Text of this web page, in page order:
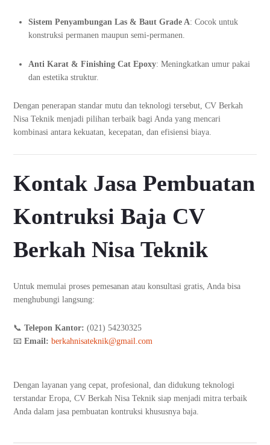
Sistem Penyambungan Las & Baut Grade A: Cocok untuk
konstruksi permanen maupun semi-permanen.
Anti Karat & Finishing Cat Epoxy: Meningkatkan umur pakai
dan estetika struktur.
Dengan penerapan standar mutu dan teknologi tersebut, CV Berkah
Nisa Teknik menjadi pilihan terbaik bagi Anda yang mencari
kombinasi antara kekuatan, kecepatan, dan efisiensi biaya.
Kontak Jasa Pembuatan
Kontruksi Baja CV
Berkah Nisa Teknik
Untuk memulai proses pemesanan atau konsultasi gratis, Anda bisa
menghubungi langsung:
📞Telepon Kantor: (021) 54230325
📧Email: berkahnisateknik@gmail.com
Dengan layanan yang cepat, profesional, dan didukung teknologi
terstandar Eropa, CV Berkah Nisa Teknik siap menjadi mitra terbaik
Anda dalam jasa pembuatan kontruksi khususnya baja.